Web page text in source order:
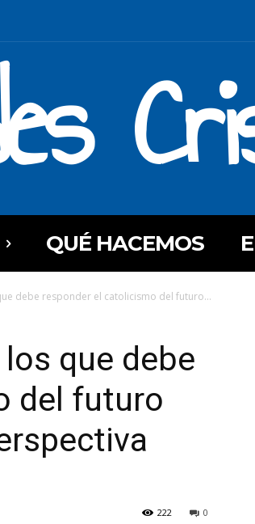
QUÉ HACEMOS
debe responder el catolicismo del futuro...
que debe
del futuro
0
222